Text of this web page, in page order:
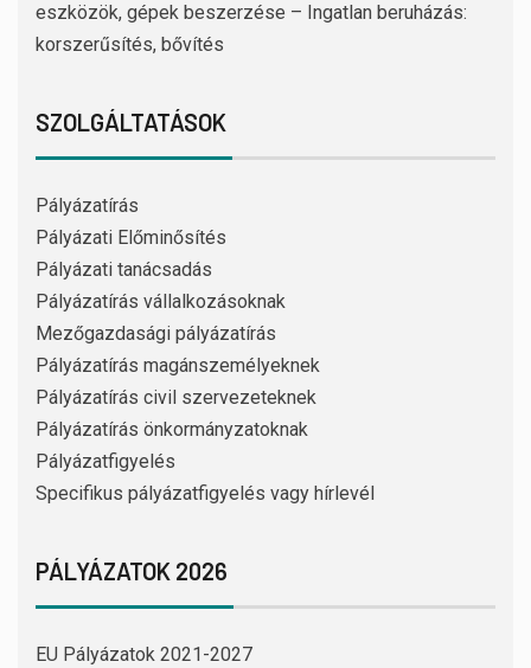
eszközök, gépek beszerzése – Ingatlan beruházás:
korszerűsítés, bővítés
SZOLGÁLTATÁSOK
Pályázatírás
Pályázati Előminősítés
Pályázati tanácsadás
Pályázatírás vállalkozásoknak
Mezőgazdasági pályázatírás
Pályázatírás magánszemélyeknek
Pályázatírás civil szervezeteknek
Pályázatírás önkormányzatoknak
Pályázatfigyelés
Specifikus pályázatfigyelés vagy hírlevél
PÁLYÁZATOK 2026
EU Pályázatok 2021-2027